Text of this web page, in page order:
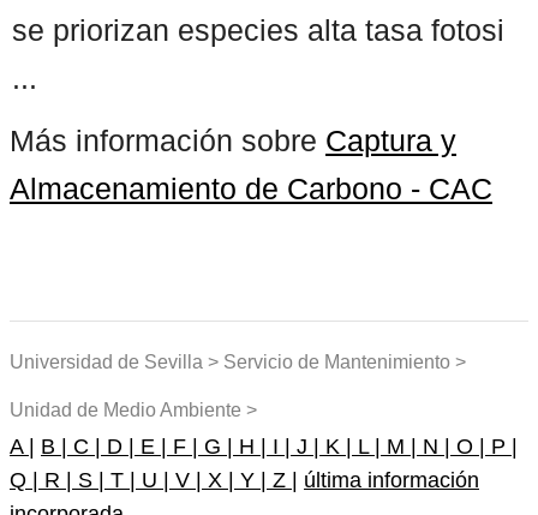
se priorizan especies alta tasa fotosi
...
Más información sobre Captura y
Almacenamiento de Carbono - CAC
Universidad de Sevilla > Servicio de Mantenimiento >
Unidad de Medio Ambiente >
A | B | C | D | E | F | G | H | I | J | K | L | M | N | O | P |
Q | R | S | T | U | V | X | Y | Z | última información